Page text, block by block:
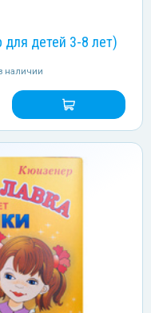
детей 3-8 лет)
наличии